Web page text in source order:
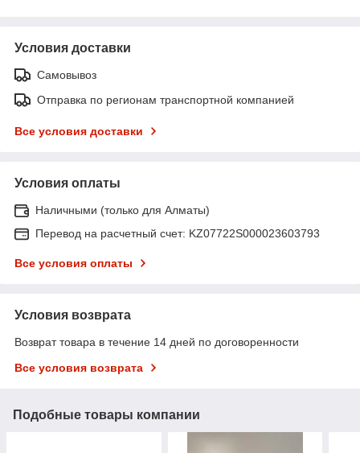
Условия доставки
Самовывоз
Отправка по регионам транспортной компанией
Все условия доставки
Условия оплаты
Наличными (только для Алматы)
Перевод на расчетный счет: KZ07722S000023603793
Все условия оплаты
Условия возврата
Возврат товара в течение 14 дней по договоренности
Все условия возврата
Подобные товары компании